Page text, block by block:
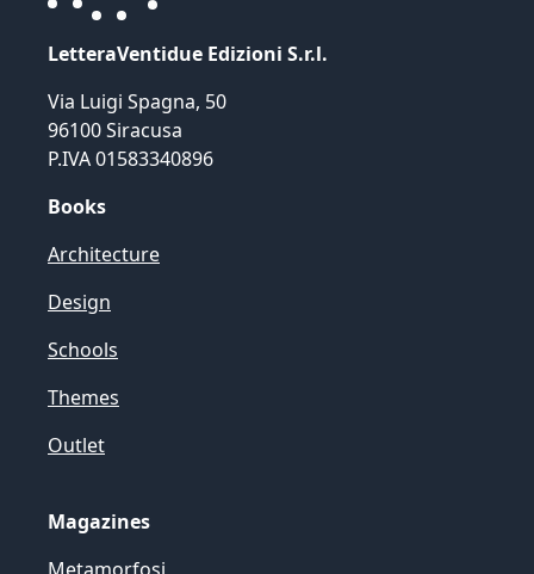
LetteraVentidue Edizioni S.r.l.
Via Luigi Spagna, 50
96100 Siracusa
P.IVA 01583340896
Books
Architecture
Design
Schools
Themes
Outlet
Magazines